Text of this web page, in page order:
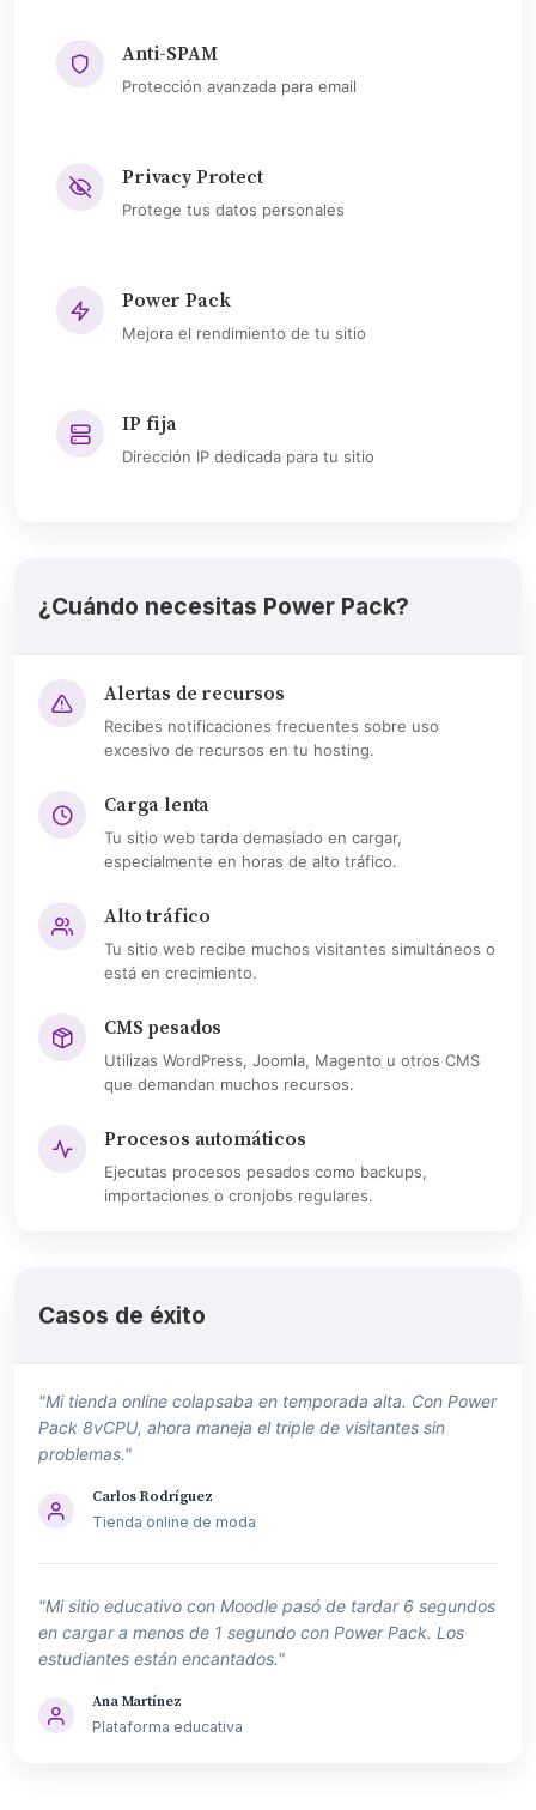
Anti-SPAM
Protección avanzada para email
Privacy Protect
Protege tus datos personales
Power Pack
Mejora el rendimiento de tu sitio
IP fija
Dirección IP dedicada para tu sitio
¿Cuándo necesitas Power Pack?
Alertas de recursos
Recibes notificaciones frecuentes sobre uso
excesivo de recursos en tu hosting.
Carga lenta
Tu sitio web tarda demasiado en cargar,
especialmente en horas de alto tráfico.
Alto tráfico
Tu sitio web recibe muchos visitantes simultáneos o
está en crecimiento.
CMS pesados
Utilizas WordPress, Joomla, Magento u otros CMS
que demandan muchos recursos.
Procesos automáticos
Ejecutas procesos pesados como backups,
importaciones o cronjobs regulares.
Casos de éxito
"Mi tienda online colapsaba en temporada alta. Con Power
Pack 8vCPU, ahora maneja el triple de visitantes sin
problemas."
Carlos Rodríguez
Tienda online de moda
"Mi sitio educativo con Moodle pasó de tardar 6 segundos
en cargar a menos de 1 segundo con Power Pack. Los
estudiantes están encantados."
Ana Martínez
Plataforma educativa